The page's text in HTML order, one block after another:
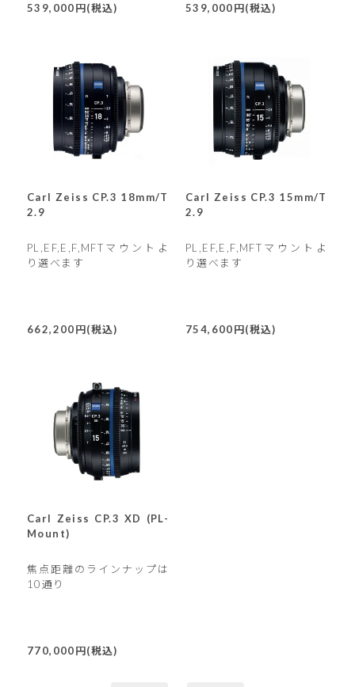
539,000円(税込) 539,000円(税込)
Carl Zeiss CP.3 18mm/T
2.9
PL,EF,E,F,MFTマウントよ
り選べます
662,200円(税込)
Carl Zeiss CP.3 15mm/T
2.9
PL,EF,E,F,MFTマウントよ
り選べます
754,600円(税込)
Carl Zeiss CP.3 XD (PL-
Mount)
焦点距離のラインナップは
10通り
770,000円(税込)